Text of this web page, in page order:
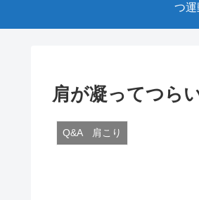
つ運
肩が凝ってつら
Q&A 肩こり